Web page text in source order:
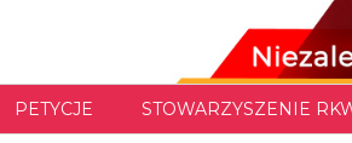
PETYCJE STOWARZYSZENIE